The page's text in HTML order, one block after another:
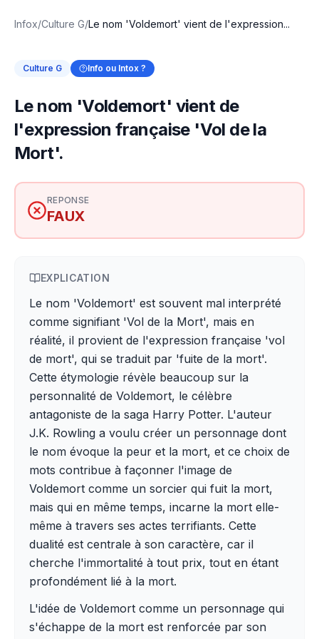
Infox/Culture G/Le nom 'Voldemort' vient de l'expression...
Culture G Info ou Intox ?
Le nom 'Voldemort' vient de
l'expression française 'Vol de la
Mort'.
REPONSE
FAUX
EXPLICATION
Le nom 'Voldemort' est souvent mal interprété
comme signifiant 'Vol de la Mort', mais en
réalité, il provient de l'expression française 'vol
de mort', qui se traduit par 'fuite de la mort'.
Cette étymologie révèle beaucoup sur la
personnalité de Voldemort, le célèbre
antagoniste de la saga Harry Potter. L'auteur
J.K. Rowling a voulu créer un personnage dont
le nom évoque la peur et la mort, et ce choix de
mots contribue à façonner l'image de
Voldemort comme un sorcier qui fuit la mort,
mais qui en même temps, incarne la mort elle-
même à travers ses actes terrifiants. Cette
dualité est centrale à son caractère, car il
cherche l'immortalité à tout prix, tout en étant
profondément lié à la mort.
L'idée de Voldemort comme un personnage qui
s'échappe de la mort est renforcée par son